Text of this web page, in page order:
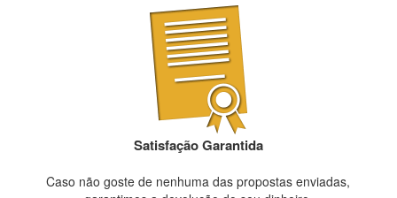
Satisfação Garantida
Caso não goste de nenhuma das propostas enviadas,